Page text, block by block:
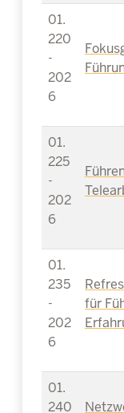
01.
220
-
202
6
01.
225
-
202
6
01.
235
-
202
6
für
01.
240